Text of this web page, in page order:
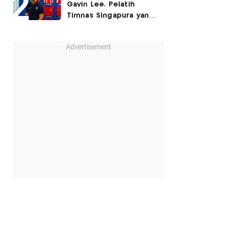
Gavin Lee, Pelatih
Timnas Singapura yang
Advertisement